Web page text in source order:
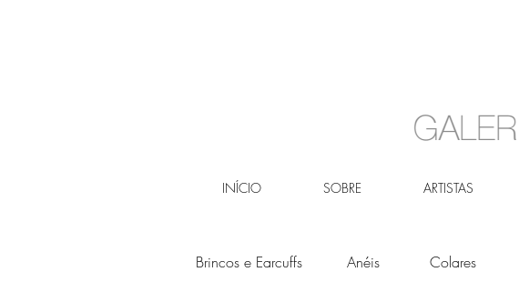
INÍCIO SOBRE ARTISTAS
Brincos e Earcuffs Anéis Colares